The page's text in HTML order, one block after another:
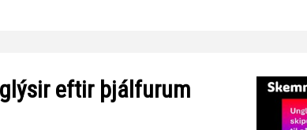
eftir þjálfurum